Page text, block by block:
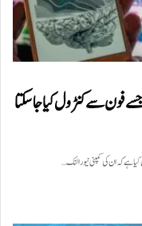
فون سے کنٹرول کیا جا سکتا
ہے کہ ان کی کمپنی نیورالنک…